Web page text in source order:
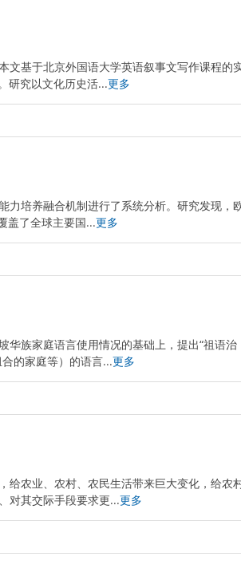
文基于北京外国语大学英语叙事文写作课程的
研究以文化历史活...更多
力培养融合机制进行了系统分析。研究发现，
盖了全球主要国...更多
华族家庭语言使用情况的基础上，提出“祖语治
的家庭等）的语言...更多
给农业、农村、农民生活带来巨大变化，给农
对其交际手段要求更...更多